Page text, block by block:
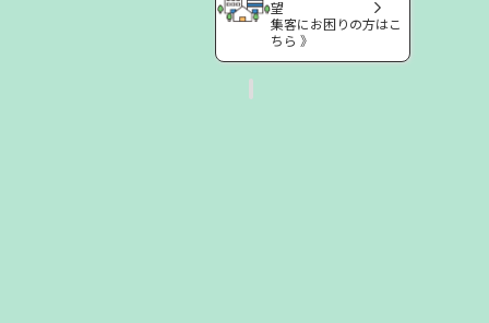
望
集客にお困りの方はこ
ちら 》